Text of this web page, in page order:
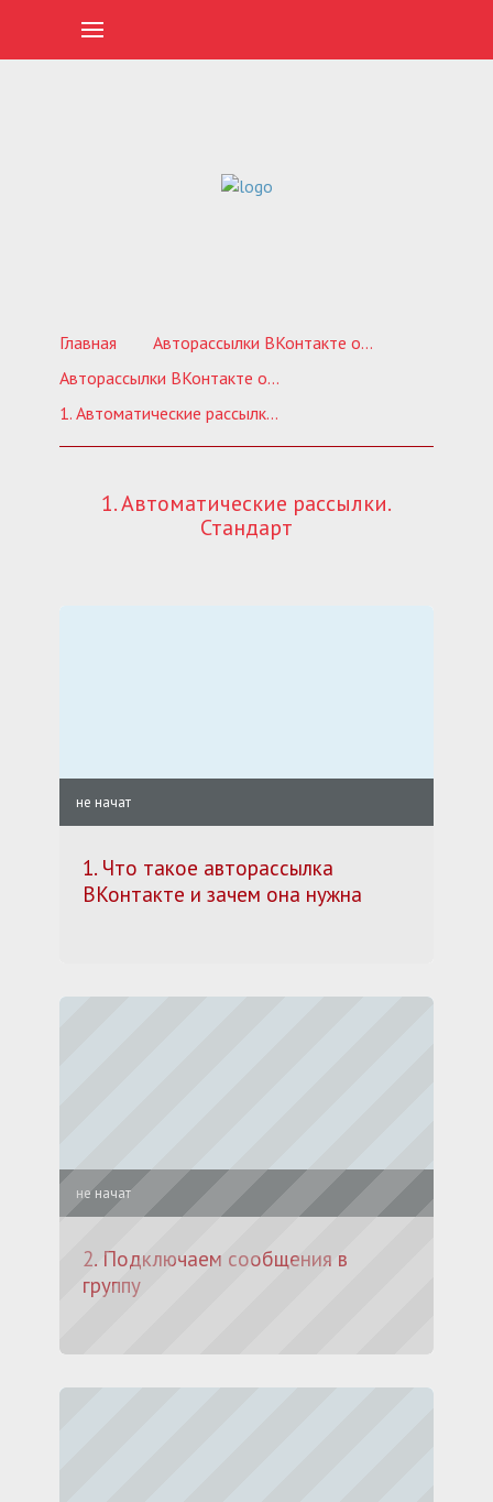
Главная
Авторассылки ВКонтакте от А до Я
Авторассылки ВКонтакте от А до Я. Тариф Стандартный без обратной связи
1. Автоматические рассылки. Стандарт
1. Автоматические рассылки.
Стандарт
не начат
1. Что такое авторассылка
ВКонтакте и зачем она нужна
не начат
2. Подключаем сообщения в
группу